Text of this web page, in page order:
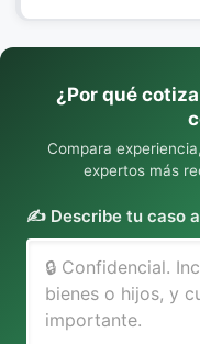
¿Por qué
Compara
expertos más
✍️ Describe tu caso